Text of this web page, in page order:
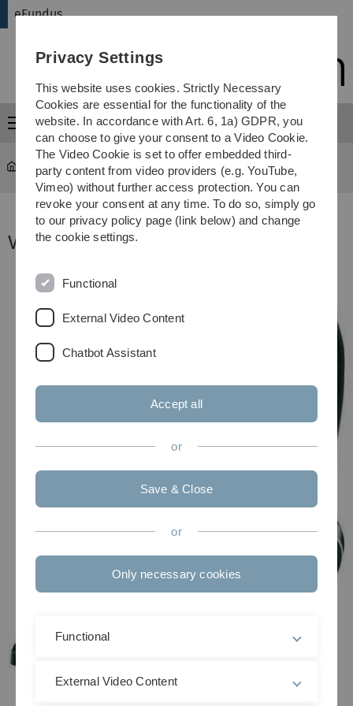
Skip
Skip
Skip
Skip
eFundus
Menu
eFundus ... Zubehör & sonstige Geräte
Videokonferenzen
Privacy Settings
This website uses cookies. Strictly Necessary
Cookies are essential for the functionality of the
website. In accordance with Art. 6, 1a) GDPR, you
can choose to give your consent to a Video Cookie.
The Video Cookie is set to offer embedded third-
party content from video providers (e.g. YouTube,
Vimeo) without further access protection. You can
revoke your consent at any time. To do so, simply go
to our privacy policy page (link below) and change
the cookie settings.
Functional
External Video Content
Chatbot Assistant
Accept all
or
Save & Close
or
Only necessary cookies
Functional
External Video Content